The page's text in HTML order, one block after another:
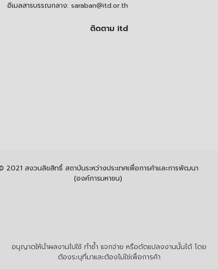
อีเมลสารบรรณกลาง: saraban@itd.or.th
ติดตาม itd
อนุญาตให้นำผลงานไปใช้ ทำซ้ำ แจกจ่าย หรือดัดแปลงงานนั้นได้ โดย
ต้องระบุที่มาและต้องไม่ใช่เพื่อการค้า
2021 สงวนลิขสิทธิ์ สถาบันระหว่างประเทศเพื่อการค้าและการพัฒนา
(องค์การมหาชน)